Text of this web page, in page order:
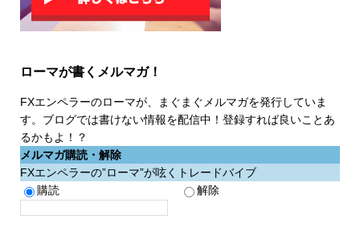
ローマが書くメルマガ！
FXエンペラーのローマが、まぐまぐメルマガを発行していま
す。ブログでは書けない情報を配信中！登録すれば良いことあ
るかもよ！？
メルマガ購読・解除
FXエンペラーの”ローマ”が呟くトレードバイブ
購読
解除